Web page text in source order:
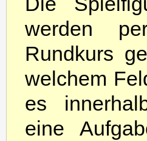
werden
Rundkurs
welchem
es
eine